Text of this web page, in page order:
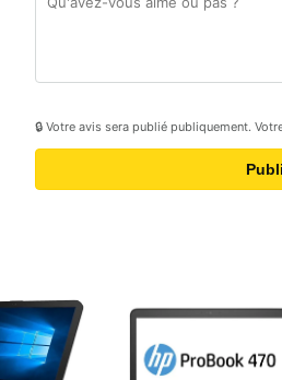
🔒 Votre avis sera publié publiquement.